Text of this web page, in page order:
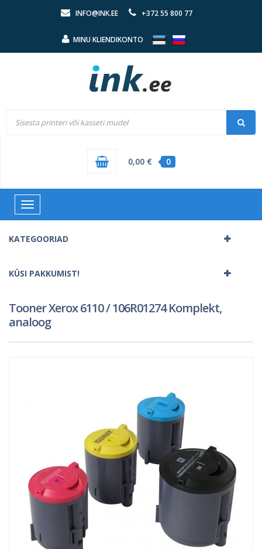
INFO@INK.EE +372 55 800 77
MINU KLIENDIKONTO
0
0,00 €
Toggle
navigation
KATEGOORIAD
KÜSI PAKKUMIST!
Tooner Xerox 6110 / 106R01274 Komplekt,
analoog